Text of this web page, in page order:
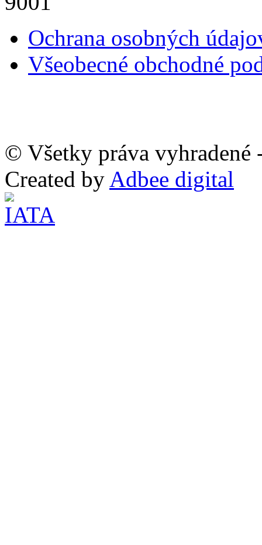
Ochrana osobných
Všeobecné obchodné
© Všetky práva vyhradené
Created by Adbee digital